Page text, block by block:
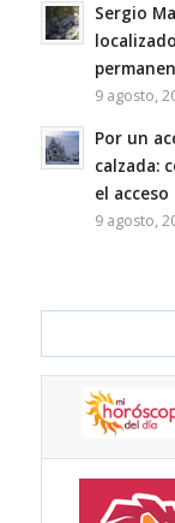
Sergio
9 agosto,
Por un
calzada:
el acceso
9 agosto,